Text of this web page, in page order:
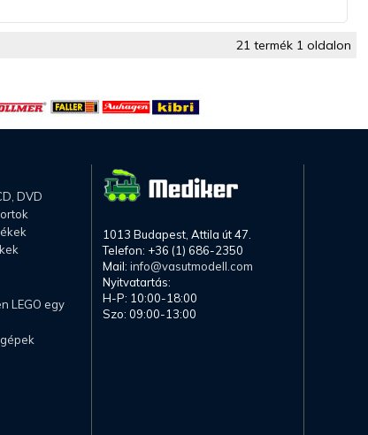
21 termék 1 oldalon
DVD
LEGO egy
1013 Budapest, Attila út 47.
Telefon: +36 (1) 686-2350
Mail: info@vasutmodell.com
Nyitvatartás:
H-P: 10:00-18:00
Szo: 09:00-13:00